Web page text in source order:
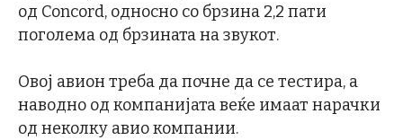
од Concord, односно со брзина 2,2 пати
поголема од брзината на звукот.
Овој авион треба да почне да се тестира, а
наводно од компанијата веќе имаат нарачки
од неколку авио компании.